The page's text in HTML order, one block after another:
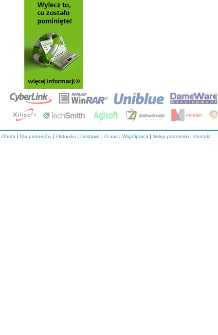
Oferta | Dla partnerów | Płatności | Dostawa | O nas | Współpraca | Sklep partnerski | Kontakt